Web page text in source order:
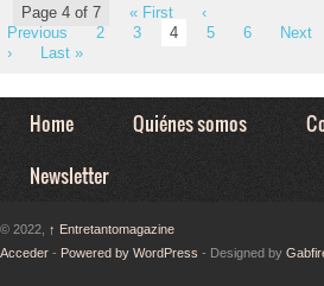
Page 4 of 7 « First
‹
Previous
2 3 4 5 6
Next
›
Last »
Home Quiénes somos
Newsletter
© 2022, ↑ Entretantomagazine
Acceder - Powered by WordPress - Designed by